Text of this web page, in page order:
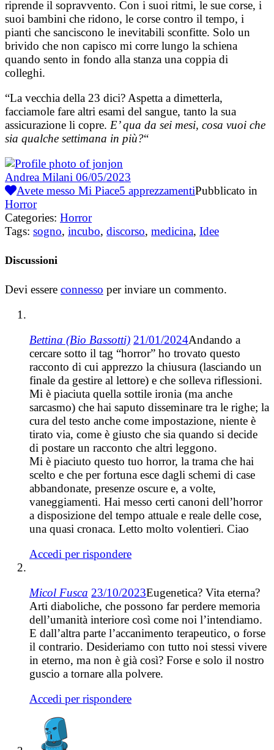
riprende il sopravvento. Con i suoi ritmi, le sue corse, i
suoi bambini che ridono, le corse contro il tempo, i
pianti che sanciscono le inevitabili sconfitte. Solo un
brivido che non capisco mi corre lungo la schiena
quando sento in fondo alla stanza una coppia di
colleghi.
“La vecchia della 23 dici? Aspetta a dimetterla,
facciamole fare altri esami del sangue, tanto la sua
assicurazione li copre. E’ qua da sei mesi, cosa vuoi che
sia qualche settimana in più?“
Andrea Milani 06/05/2023
Avete messo Mi Piace5 apprezzamentiPubblicato in
Horror
Categories: Horror
Tags: sogno, incubo, discorso, medicina, Idee
Discussioni
Devi essere connesso per inviare un commento.
Bettina (Bio Bassotti) 21/01/2024Andando a
cercare sotto il tag “horror” ho trovato questo
racconto di cui apprezzo la chiusura (lasciando un
finale da gestire al lettore) e che solleva riflessioni.
Mi è piaciuta quella sottile ironia (ma anche
sarcasmo) che hai saputo disseminare tra le righe; la
cura del testo anche come impostazione, niente è
tirato via, come è giusto che sia quando si decide
di postare un racconto che altri leggono.
Mi è piaciuto questo tuo horror, la trama che hai
scelto e che per fortuna esce dagli schemi di case
abbandonate, presenze oscure e, a volte,
vaneggiamenti. Hai messo certi canoni dell’horror
a disposizione del tempo attuale e reale delle cose,
una quasi cronaca. Letto molto volentieri. Ciao
Accedi per rispondere
Micol Fusca 23/10/2023Eugenetica? Vita eterna?
Arti diaboliche, che possono far perdere memoria
dell’umanità interiore così come noi l’intendiamo.
E dall’altra parte l’accanimento terapeutico, o forse
il contrario. Desideriamo con tutto noi stessi vivere
in eterno, ma non è già così? Forse e solo il nostro
guscio a tornare alla polvere.
Accedi per rispondere